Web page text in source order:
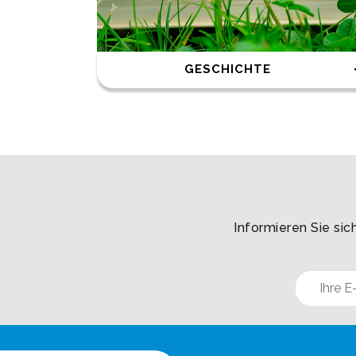
GESCHICHTE
Informieren Sie